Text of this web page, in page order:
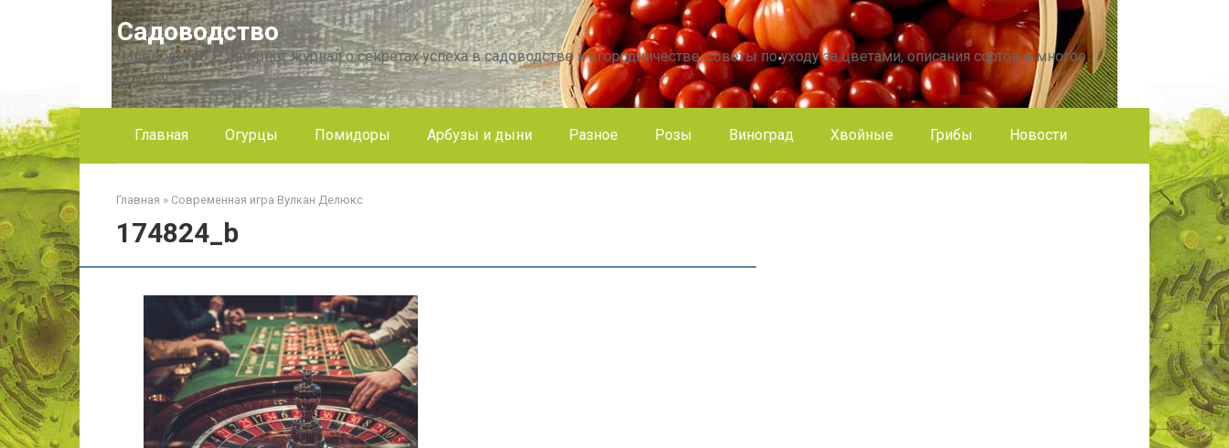
Садоводство
Садоводство — интернет журнал о секретах успеха в садоводстве и огородничестве, советы по уходу за цветами, описания сортов и многое
другое!
Главная Огурцы Помидоры Арбузы и дыни Разное Розы Виноград Хвойные Грибы Новости
Главная » Современная игра Вулкан Делюкс
174824_b